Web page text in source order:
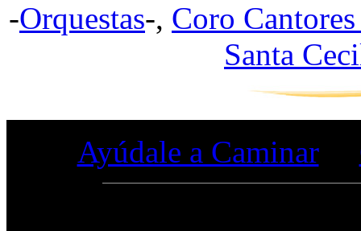
-Orquestas-, Coro
Santa
Ayúdale a Caminar